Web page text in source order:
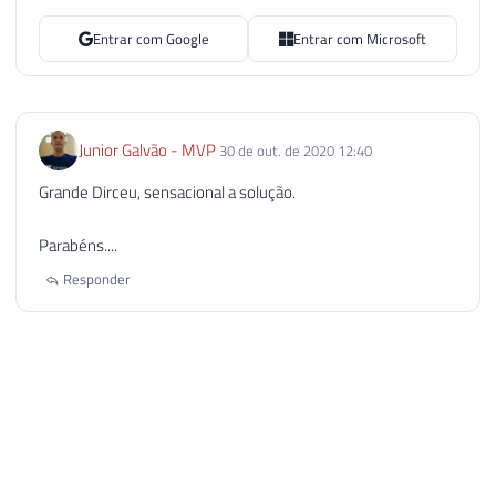
Entrar com Google Entrar com Microsoft
Junior Galvão - MVP 30 de out. de 2020 12:40
Grande Dirceu, sensacional a solução.
Parabéns....
Responder